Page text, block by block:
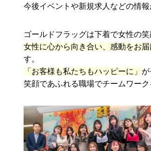
今後イベントや新規求人などの情
ゴールドフラッグは下着で女性の笑
女性に心から向き合い、感動をお
す。
「お客様も私たちもハッピーに」 が
笑顔であふれる職場でチームワーク